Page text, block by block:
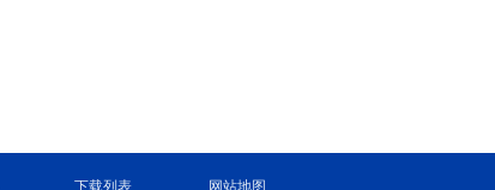
下载列表 网站地图